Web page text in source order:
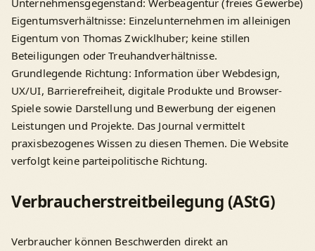
Unternehmensgegenstand: Werbeagentur (freies Gewerbe)
Eigentumsverhältnisse: Einzelunternehmen im alleinigen
Eigentum von Thomas Zwicklhuber; keine stillen
Beteiligungen oder Treuhandverhältnisse.
Grundlegende Richtung: Information über Webdesign,
UX/UI, Barrierefreiheit, digitale Produkte und Browser-
Spiele sowie Darstellung und Bewerbung der eigenen
Leistungen und Projekte. Das Journal vermittelt
praxisbezogenes Wissen zu diesen Themen. Die Website
verfolgt keine parteipolitische Richtung.
Verbraucherstreitbeilegung (AStG)
Verbraucher können Beschwerden direkt an